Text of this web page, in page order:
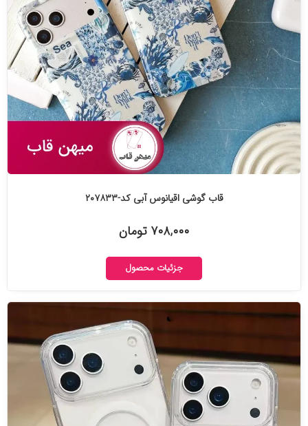
قاب گوشی اقیانوس آبی کد-۲۰۷۸۳۳
۷۰۸,۰۰۰ تومان
جزئیات محصول